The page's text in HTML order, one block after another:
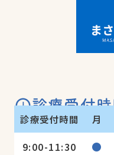
診療受付
診療受付時間 月
9:00-11:30 ●